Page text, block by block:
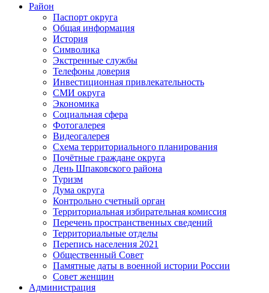
Район
Паспорт округа
Общая информация
История
Символика
Экстренные службы
Телефоны доверия
Инвестиционная привлекательность
СМИ округа
Экономика
Социальная сфера
Фотогалерея
Видеогалерея
Схема территориального планирования
Почётные граждане округа
День Шпаковского района
Туризм
Дума округа
Контрольно счетный орган
Территориальная избирательная комиссия
Перечень пространственных сведений
Территориальные отделы
Перепись населения 2021
Общественный Совет
Памятные даты в военной истории России
Совет женщин
Администрация